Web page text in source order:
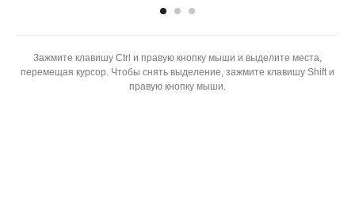
Зажмите клавишу Ctrl и правую кнопку мыши и выделите места,
перемещая курсор. Чтобы снять выделение, зажмите клавишу Shift и
правую кнопку мыши.